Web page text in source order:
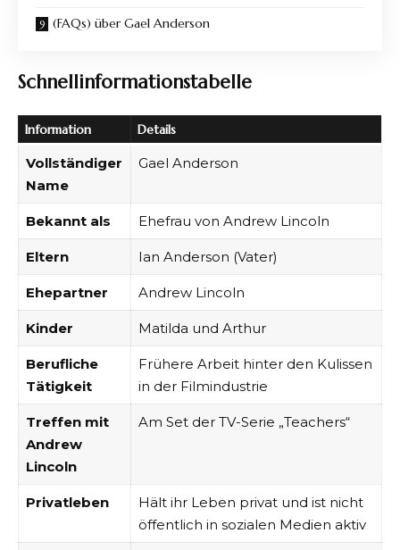
(FAQs) über Gael Anderson
Schnellinformationstabelle
Information Details
Vollständiger
Name
Gael Anderson
Bekannt als Ehefrau von Andrew Lincoln
Eltern Ian Anderson (Vater)
Ehepartner Andrew Lincoln
Kinder Matilda und Arthur
Berufliche
Tätigkeit
Frühere Arbeit hinter den Kulissen
in der Filmindustrie
Treffen mit
Andrew
Lincoln
Am Set der TV-Serie „Teachers“
Privatleben
Hält ihr Leben privat und ist nicht
öffentlich in sozialen Medien aktiv